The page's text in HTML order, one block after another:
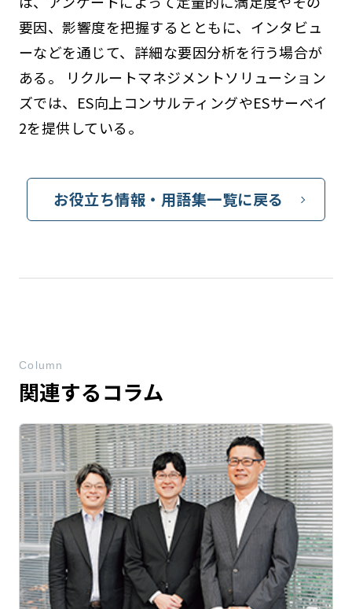
要因、影響度を把握するとともに、インタビュ
ーなどを通じて、詳細な要因分析を行う場合が
ある。 リクルートマネジメントソリューション
ズでは、ES向上コンサルティングやESサーベイ
2を提供している。
お役立ち情報・用語集一覧に戻る
関連するコラム
Column